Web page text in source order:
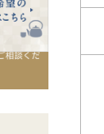
ていのこ
スメな理
い「ミニ